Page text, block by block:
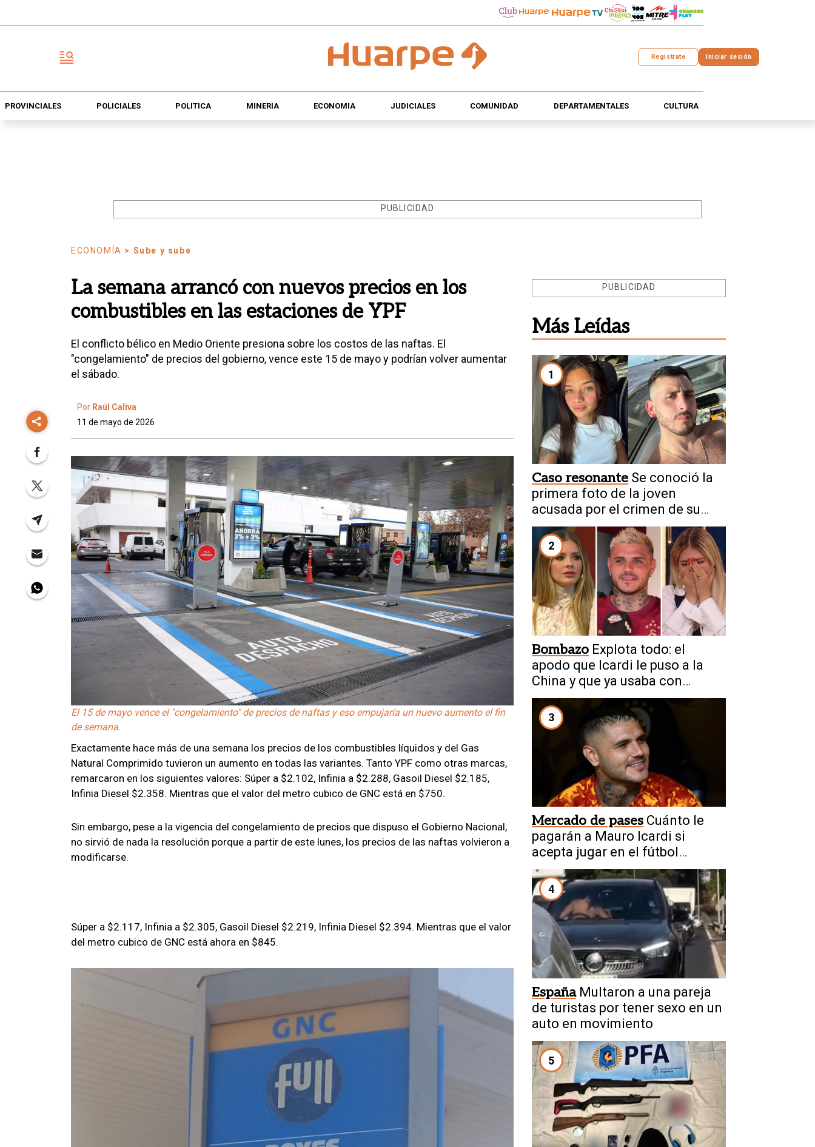
Registrate Iniciar sesión
PROVINCIALES POLICIALES POLÍTICA MINERÍA ECONOMÍA JUDICIALES COMUNIDAD DEPARTAMENTALES CULTURA
PUBLICIDAD
ECONOMÍA > Sube y sube
La semana arrancó con nuevos precios en los
combustibles en las estaciones de YPF
El conflicto bélico en Medio Oriente presiona sobre los costos de las naftas. El
"congelamiento" de precios del gobierno, vence este 15 de mayo y podrían volver aumentar
el sábado.
Por Raúl Caliva
11 de mayo de 2026
El 15 de mayo vence el "congelamiento" de precios de naftas y eso empujaría un nuevo aumento el fin
de semana.
Exactamente hace más de una semana los precios de los combustibles líquidos y del Gas
Natural Comprimido tuvieron un aumento en todas las variantes. Tanto YPF como otras marcas,
remarcaron en los siguientes valores: Súper a $2.102, Infinia a $2.288, Gasoil Diesel $2.185,
Infinia Diesel $2.358. Mientras que el valor del metro cubico de GNC está en $750.
Sin embargo, pese a la vigencia del congelamiento de precios que dispuso el Gobierno Nacional,
no sirvió de nada la resolución porque a partir de este lunes, los precios de las naftas volvieron a
modificarse.
Súper a $2.117, Infinia a $2.305, Gasoil Diesel $2.219, Infinia Diesel $2.394. Mientras que el valor
del metro cubico de GNC está ahora en $845.
PUBLICIDAD
Más Leídas
1
Caso resonante Se conoció la
primera foto de la joven
acusada por el crimen de su
novio en Chaco
2
Bombazo Explota todo: el
apodo que Icardi le puso a la
China y que ya usaba con
Wanda
3
Mercado de pases Cuánto le
pagarán a Mauro Icardi si
acepta jugar en el fútbol
argentino
4
España Multaron a una pareja
de turistas por tener sexo en un
auto en movimiento
5